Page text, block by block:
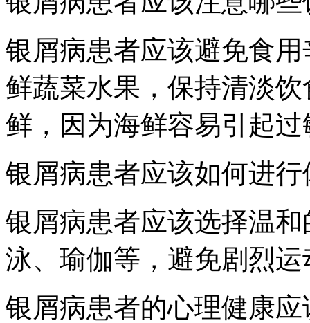
银屑病患者应该避免食
鲜蔬菜水果，保持清淡
鲜，因为海鲜容易引起过
银屑病患者应该如何进
银屑病患者应该选择温
泳、瑜伽等，避免剧烈
银屑病患者的心理健康